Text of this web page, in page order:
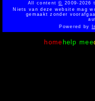
All content© 2009-2026
Niets van deze website mag
gemaakt zonder
Powered by
home help mee